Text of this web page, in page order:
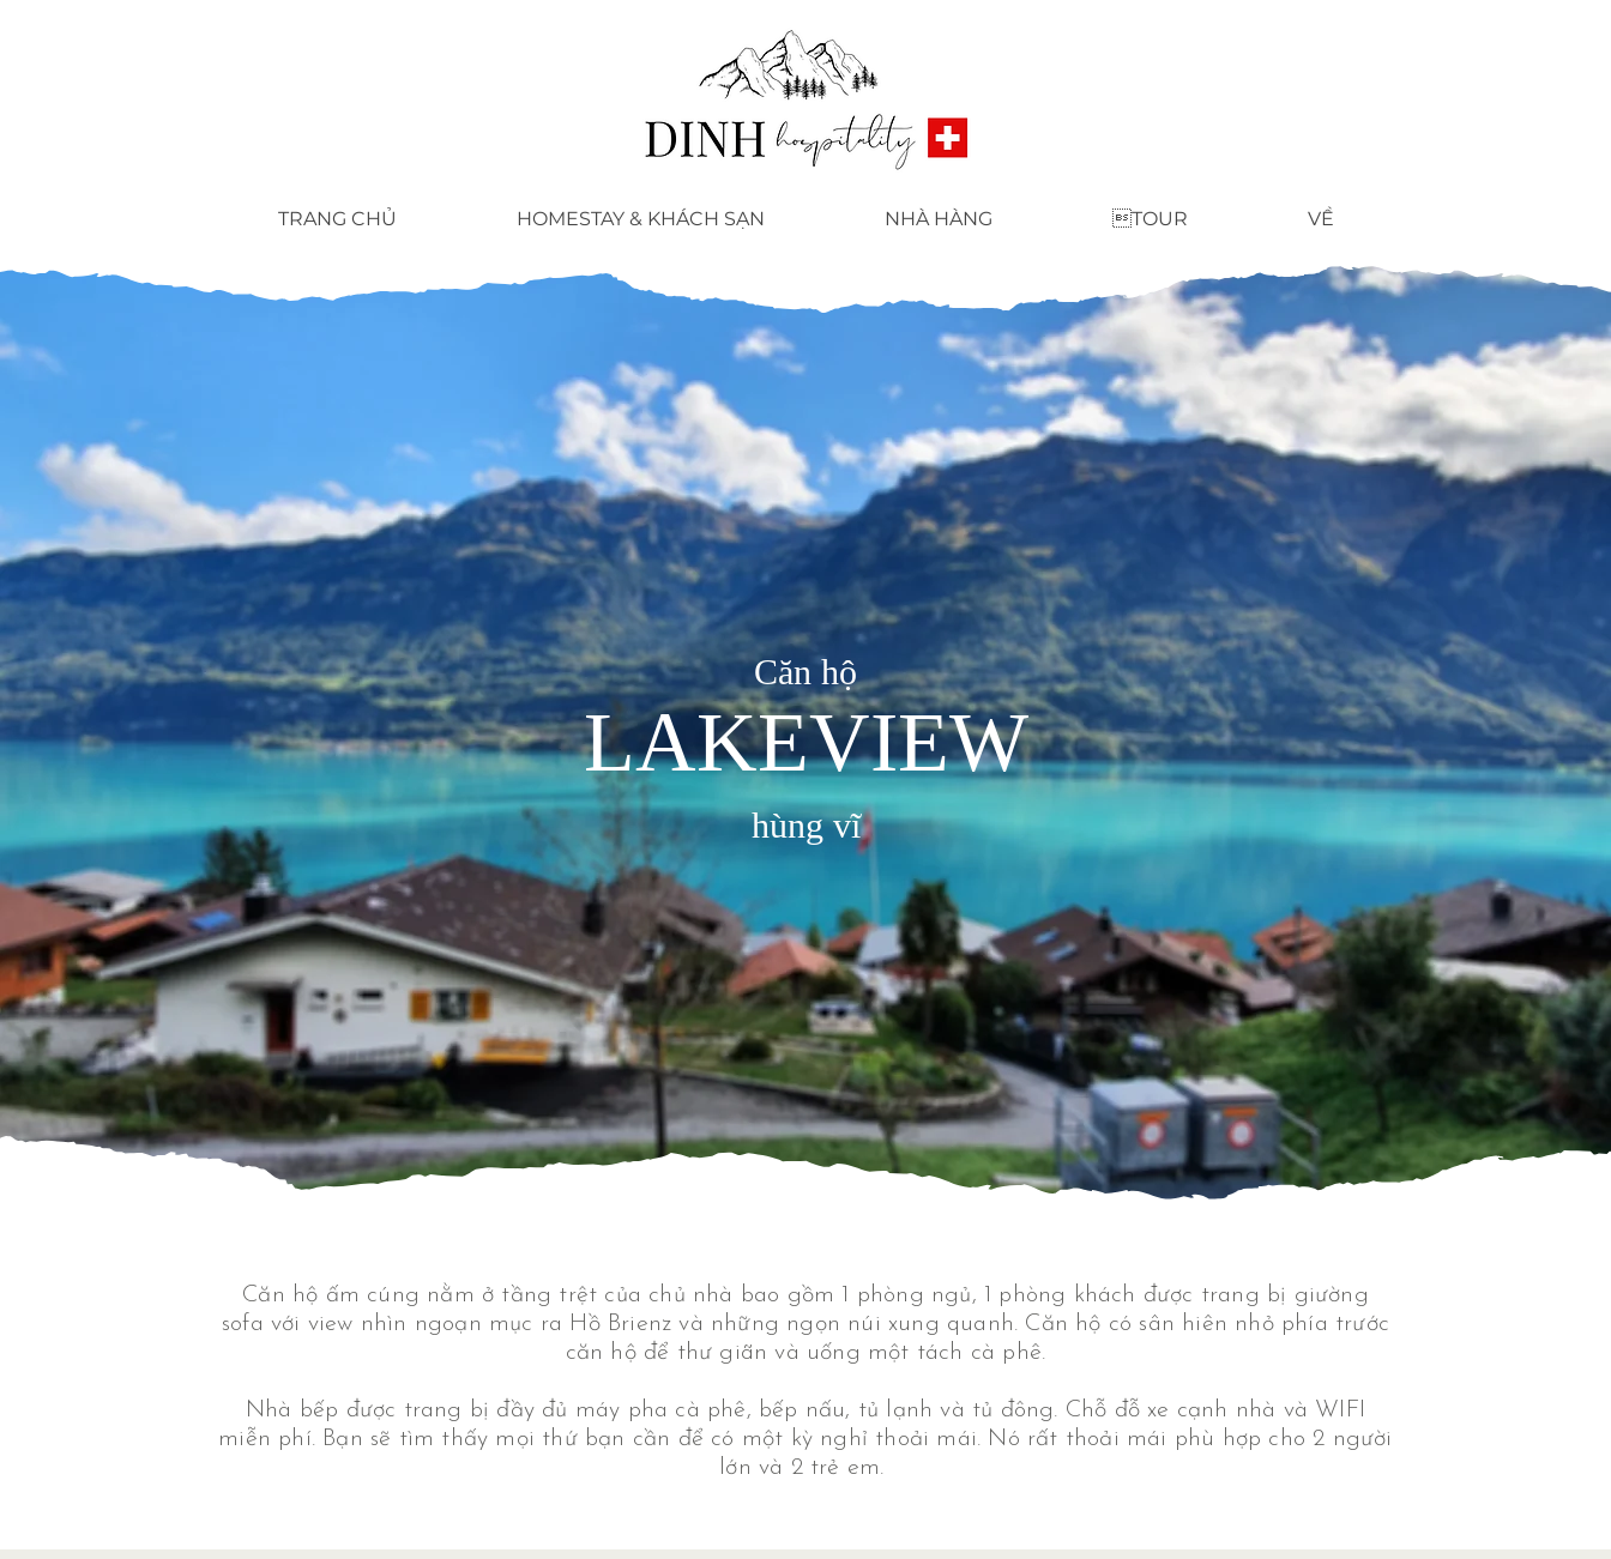
TRANG CHỦ HOMESTAY & KHÁCH SẠN NHÀ HÀNG TOUR VỀ
Căn hộ
LAKEVIEW
hùng vĩ
Căn hộ ấm cúng nằm ở tầng trệt của chủ nhà bao gồm 1 phòng ngủ, 1 phòng khách được trang bị giường
sofa với view nhìn ngoạn mục ra Hồ Brienz và những ngọn núi xung quanh. Căn hộ có sân hiên nhỏ phía trước
căn hộ để thư giãn và uống một tách cà phê.
Nhà bếp được trang bị đầy đủ máy pha cà phê, bếp nấu, tủ lạnh và tủ đông. Chỗ đỗ xe cạnh nhà và WIFI
miễn phí. Bạn sẽ tìm thấy mọi thứ bạn cần để có một kỳ nghỉ thoải mái. Nó rất thoải mái phù hợp cho 2 người
lớn và 2 trẻ em.